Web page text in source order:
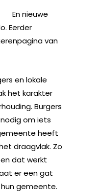
En nieuwe
Eerder
van
en lokale
het karakter
Burgers
om iets
heeft
draagvlak. Zo
dat werkt
er een gat
gemeente.